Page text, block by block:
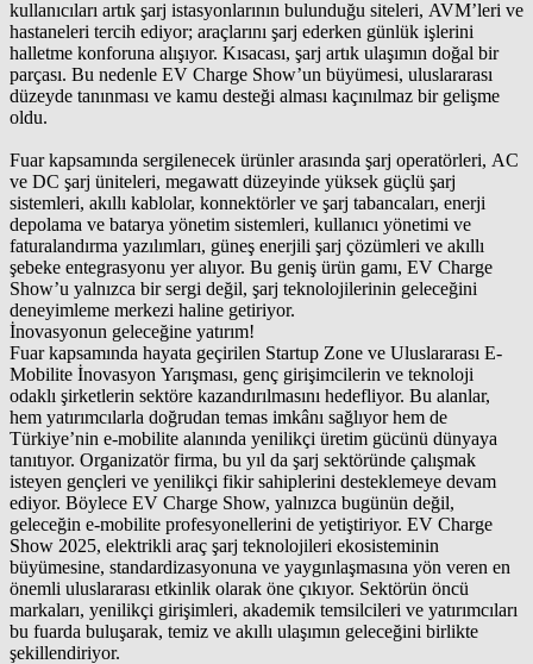
kullanıcıları artık şarj istasyonlarının bulunduğu siteleri, AVM’leri ve
hastaneleri tercih ediyor; araçlarını şarj ederken günlük işlerini
halletme konforuna alışıyor. Kısacası, şarj artık ulaşımın doğal bir
parçası. Bu nedenle EV Charge Show’un büyümesi, uluslararası
düzeyde tanınması ve kamu desteği alması kaçınılmaz bir gelişme
oldu.
Fuar kapsamında sergilenecek ürünler arasında şarj operatörleri, AC
ve DC şarj üniteleri, megawatt düzeyinde yüksek güçlü şarj
sistemleri, akıllı kablolar, konnektörler ve şarj tabancaları, enerji
depolama ve batarya yönetim sistemleri, kullanıcı yönetimi ve
faturalandırma yazılımları, güneş enerjili şarj çözümleri ve akıllı
şebeke entegrasyonu yer alıyor. Bu geniş ürün gamı, EV Charge
Show’u yalnızca bir sergi değil, şarj teknolojilerinin geleceğini
deneyimleme merkezi haline getiriyor.
İnovasyonun geleceğine yatırım!
Fuar kapsamında hayata geçirilen Startup Zone ve Uluslararası E-
Mobilite İnovasyon Yarışması, genç girişimcilerin ve teknoloji
odaklı şirketlerin sektöre kazandırılmasını hedefliyor. Bu alanlar,
hem yatırımcılarla doğrudan temas imkânı sağlıyor hem de
Türkiye’nin e-mobilite alanında yenilikçi üretim gücünü dünyaya
tanıtıyor. Organizatör firma, bu yıl da şarj sektöründe çalışmak
isteyen gençleri ve yenilikçi fikir sahiplerini desteklemeye devam
ediyor. Böylece EV Charge Show, yalnızca bugünün değil,
geleceğin e-mobilite profesyonellerini de yetiştiriyor. EV Charge
Show 2025, elektrikli araç şarj teknolojileri ekosisteminin
büyümesine, standardizasyonuna ve yaygınlaşmasına yön veren en
önemli uluslararası etkinlik olarak öne çıkıyor. Sektörün öncü
markaları, yenilikçi girişimleri, akademik temsilcileri ve yatırımcıları
bu fuarda buluşarak, temiz ve akıllı ulaşımın geleceğini birlikte
şekillendiriyor.